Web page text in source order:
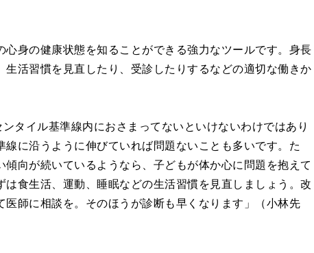
心身の健康状態を知ることができる強力なツールです。身長
活習慣を見直したり、受診したりするなどの適切な働きか
タイル基準線内におさまってないといけないわけではあり
線に沿うように伸びていれば問題ないことも多いです。た
向が続いているようなら、子どもが体か心に問題を抱えて
食生活、運動、睡眠などの生活習慣を見直しましょう。改
師に相談を。そのほうが診断も早くなります」（小林先